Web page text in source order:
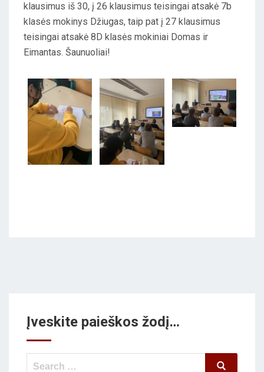
klausimus iš 30, į 26 klausimus teisingai atsakė 7b
klasės mokinys Džiugas, taip pat į 27 klausimus
teisingai atsakė 8D klasės mokiniai Domas ir
Eimantas. Šaunuoliai!
Įveskite paieškos žodį…
Search
Search